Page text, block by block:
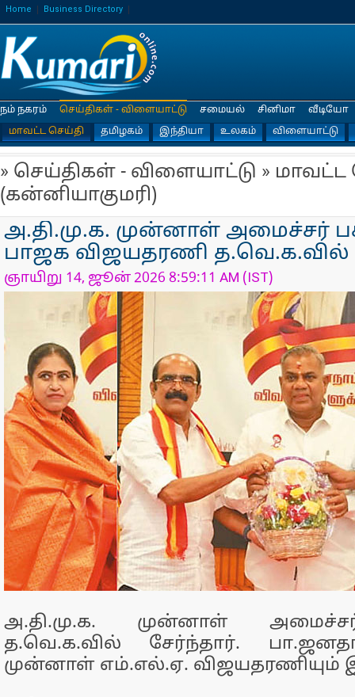
Home Business Directory
நம் நகரம்
செய்திகள் - விளையாட்டு
மாவட்ட செய்தி
தமிழகம் இந்தியா உலகம் விளையாட்டு
சமையல் சினிமா வீடியோ
» செய்திகள் - விளையாட்டு » மாவட்ட
(கன்னியாகுமரி)
அ.தி.மு.க. முன்னாள் அமைச்சர்
பாஜக விஜயதரணி த.வெ.க.வில்
ஞாயிறு 14, ஜூன் 2026 8:59:11 AM (IST)
அ.தி.மு.க. முன்னாள்
த.வெ.க.வில் சேர்ந்தார்.
முன்னாள் எம்.எல்.ஏ.